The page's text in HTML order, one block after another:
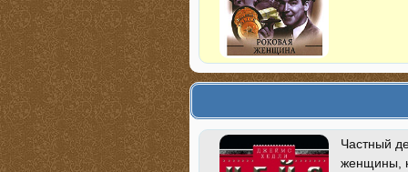
Частный
женщины,